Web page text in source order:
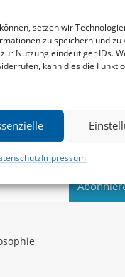
setzen wir
zu speichern und zu
Nutzung eindeutiger IDs.
kann dies die
Impressum
und Nachrichten im zu
wieder abbestellbar.